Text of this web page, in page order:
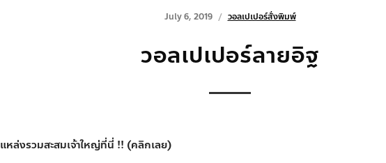
July 6, 2019 วอลเปเปอร์สั่งพิมพ์
วอลเปเปอร์ลายอิฐ
แหล่งรวมสะสมเจ้าใหญ่ที่นี่ !! (คลิกเลย)